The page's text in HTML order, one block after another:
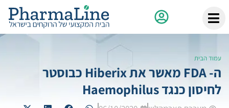
עמוד הבית
ה- FDA מאשר את Hiberix כבוסטר
לחיסון כנגד Haemophilus